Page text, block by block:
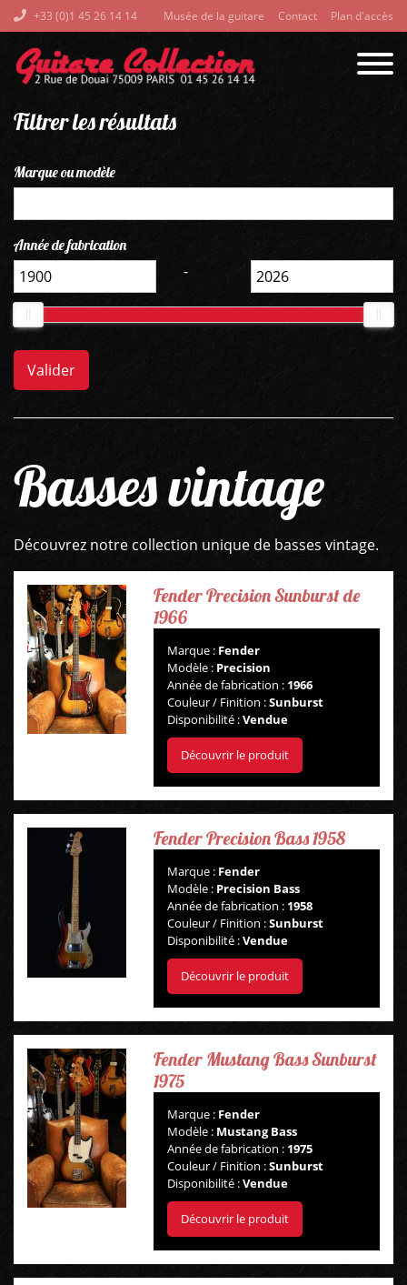
+33 (0)1 45 26 14 14 Musée de la guitare Contact Plan d'accès
Basses vintage
Découvrez notre collection unique de basses vintage.
Fender Precision Sunburst de
1966
Marque : Fender
Modèle : Precision
Année de fabrication : 1966
Couleur / Finition :Sunburst
Disponibilité :Vendue
Découvrir le produit
Fender Precision Bass 1958
Marque : Fender
Modèle : Precision Bass
Année de fabrication : 1958
Couleur / Finition :Sunburst
Disponibilité :Vendue
Découvrir le produit
Fender Mustang Bass Sunburst
1975
Marque : Fender
Modèle : Mustang Bass
Année de fabrication : 1975
Couleur / Finition :Sunburst
Disponibilité :Vendue
Découvrir le produit
Filtrer les résultats
Marque ou modèle
Année de fabrication
-
Valider